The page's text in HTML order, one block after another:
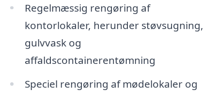
Regelmæssig rengøring af
kontorlokaler, herunder støvsugning,
gulvvask og
affaldscontainerentømning
Speciel rengøring af mødelokaler og